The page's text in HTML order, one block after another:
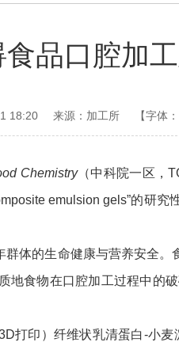
品口腔加
18:20 来源：加工所 【字体：
Chemistry（中科院一区，
emulsion gels”的研
的生命健康与营养安全。
地食物在口腔加工过程中
印）纤维状乳清蛋白-小麦